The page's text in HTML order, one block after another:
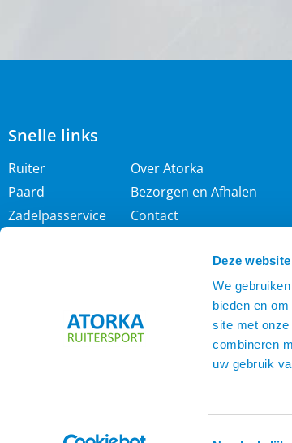
Deze
We
bieden en
site met
combineren
uw gebruik
Snelle links
Ruiter
Paard
Zadelpasservice
Over Atorka
Bezorgen en Afhalen
Contact
Voorwaarden